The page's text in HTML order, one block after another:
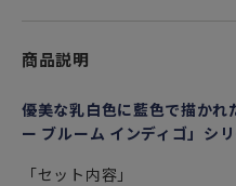
商品説明
優美な乳白色に藍色で描かれ
ー ブルーム インディゴ」シ
「セット内容」